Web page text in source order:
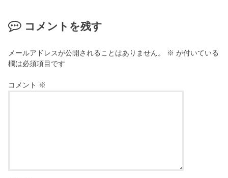
コメントを残す
メールアドレスが公開されることはありません。 ※ が付いている
欄は必須項目です
コメント ※